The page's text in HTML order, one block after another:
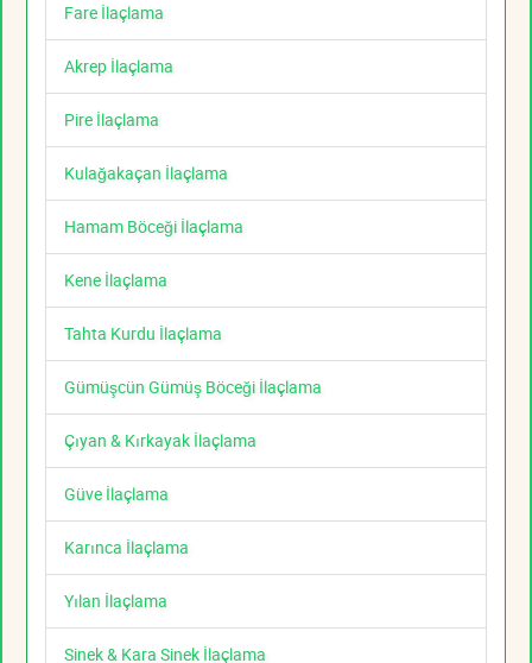
Fare İlaçlama
Akrep İlaçlama
Pire İlaçlama
Kulağakaçan İlaçlama
Hamam Böceği İlaçlama
Kene İlaçlama
Tahta Kurdu İlaçlama
Gümüşcün Gümüş Böceği İlaçlama
Çıyan & Kırkayak İlaçlama
Güve İlaçlama
Karınca İlaçlama
Yılan İlaçlama
Sinek & Kara Sinek İlaçlama